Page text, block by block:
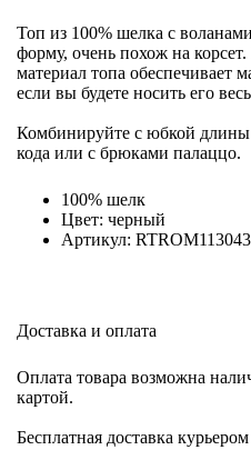
Топ из 100% шелка с
форму, очень похож на
материал топа обеспечивает
если вы будете носить его
Комбинируйте с юбкой длины
кода или с брюками палаццо.
100% шелк
Цвет: черный
Артикул:
Доставка и оплата
Оплата товара возможна
картой.
Бесплатная доставка